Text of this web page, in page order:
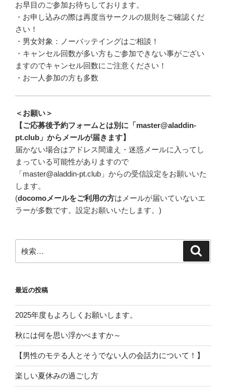
お早目のご参加お待ちしております。
・お申し込みの際は再度当サークルの規則をご確認くだ
さい！
・男女対象：ノーバッテイングはご相談！
・キャンセル回数が多い方もご参加できない事がござい
ますのでキャンセル回数にご注意ください！
・お一人参加の方も多数
＜お願い＞
【ご応募後予約フォームとは別に「master@aladdin-
pt.club」からメールが届きます】
届かない場合はアドレス間違え・迷惑メールに入ってし
まっている可能性がありますので
「master@aladdin-pt.club」からの受信設定をお願いいた
します。
(docomoメールをご利用の方はメールが届いていないエ
ラーが多数です。設定お願いいたします。)
索:
最近の投稿
2025年度もよろしくお願いします。
秋には何を思い浮かべますか～
【男性のモテる人とそうでない人の会話力について！】
楽しい夏休みの過ごし方